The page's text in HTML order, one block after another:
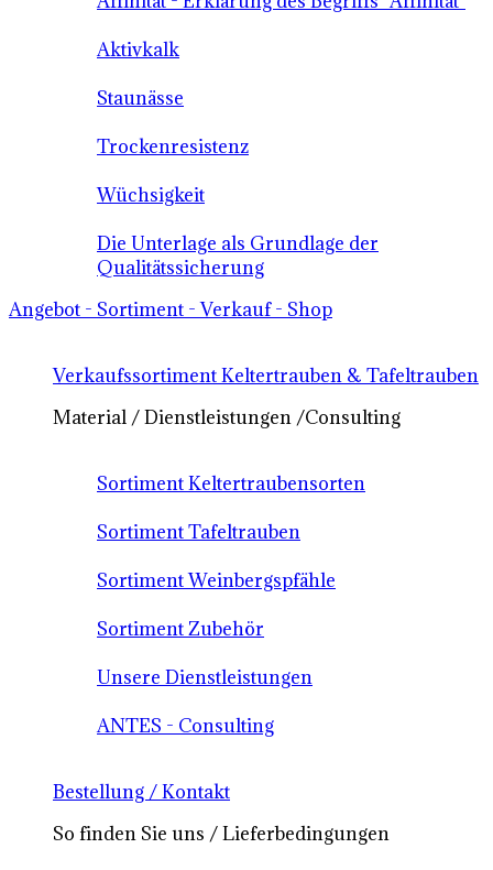
Aktivkalk
Staunässe
Trockenresistenz
Wüchsigkeit
Die Unterlage als Grundlage der
Qualitätssicherung
Angebot - Sortiment - Verkauf - Shop
Verkaufssortiment Keltertrauben & Tafeltrauben
Material / Dienstleistungen /Consulting
Sortiment Keltertraubensorten
Sortiment Tafeltrauben
Sortiment Weinbergspfähle
Sortiment Zubehör
Unsere Dienstleistungen
ANTES - Consulting
Bestellung / Kontakt
So finden Sie uns / Lieferbedingungen